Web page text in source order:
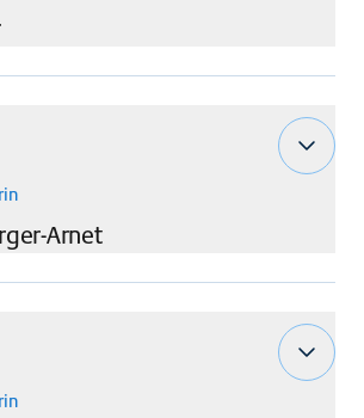
Arnet